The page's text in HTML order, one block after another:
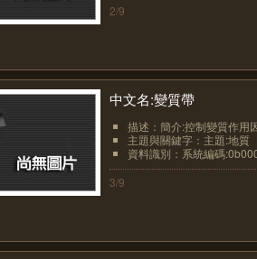
2/9
中文名:變質帶
描述：簡介:控制變質作用
主題與關鍵字：主題:地質
資料識別：系統編碼
3/9